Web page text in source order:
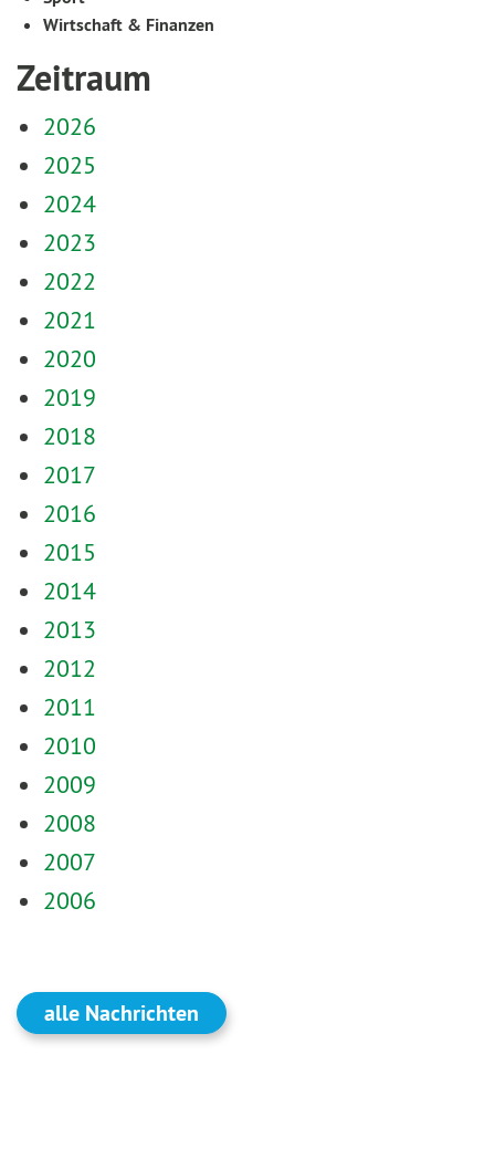
Wirtschaft & Finanzen
Zeitraum
2026
2025
2024
2023
2022
2021
2020
2019
2018
2017
2016
2015
2014
2013
2012
2011
2010
2009
2008
2007
2006
alle Nachrichten